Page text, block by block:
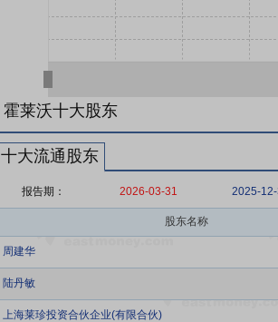
霍莱沃十大股东
十大流通股东
报告期： 2026-03-31 2025-
股东名称
周建华
陆丹敏
上海莱珍投资合伙企业(有限合伙)